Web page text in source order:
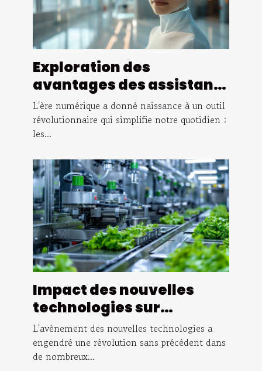
Exploration des
avantages des assistants
virtuels basés sur l'IA
L'ère numérique a donné naissance à un outil
révolutionnaire qui simplifie notre quotidien :
les...
Impact des nouvelles
technologies sur
l'efficacité des chaînes
de production
agroalimentaires
L'avènement des nouvelles technologies a
engendré une révolution sans précédent dans
de nombreux...